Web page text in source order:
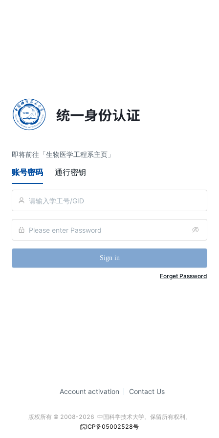
即将前往「生物医学工程系主页」
账号密码 通行密钥
Sign in
Forget Password
Account activation Contact Us
版权所有 © 2008-2026  中国科学技术大学。保留所有权利。
皖ICP备05002528号